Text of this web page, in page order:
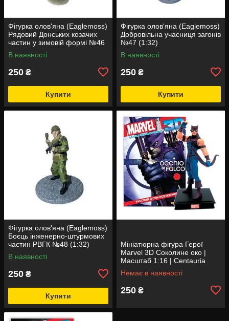
Фігурка олов'яна (Eaglemoss)
Рядовий Донських козачих
частин у зимовій формі №46
(1:32)
В наявності
250 ₴
Купити
Фігурка олов'яна (Eaglemoss)
Добровільна учасниця загонів
№47 (1:32)
В наявності
250 ₴
Купити
Фігурка олов'яна (Eaglemoss)
Боєць інженерно-штурмових
частин РВГК №48 (1:32)
В наявності
250 ₴
Купити
Мініатюрна фігура Герої
Marvel 3D Соколине око |
Масштаб 1:16 | Centauria
Немає в наявності
250 ₴